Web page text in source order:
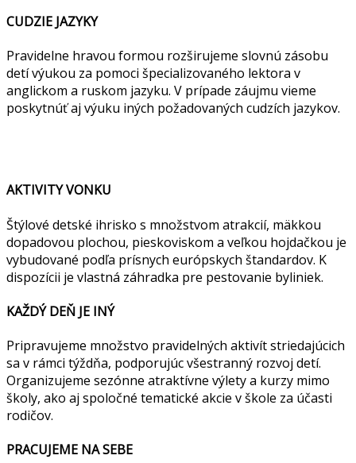
CUDZIE JAZYKY
Pravidelne hravou formou rozširujeme slovnú zásobu
detí výukou za pomoci špecializovaného lektora v
anglickom a ruskom jazyku. V prípade záujmu vieme
poskytnúť aj výuku iných požadovaných cudzích jazykov.
AKTIVITY VONKU
Štýlové detské ihrisko s množstvom atrakcií, mäkkou
dopadovou plochou, pieskoviskom a veľkou hojdačkou je
vybudované podľa prísnych európskych štandardov. K
dispozícii je vlastná záhradka pre pestovanie byliniek.
KAŽDÝ DEŇ JE INÝ
Pripravujeme množstvo pravidelných aktivít striedajúcich
sa v rámci týždňa, podporujúc všestranný rozvoj detí.
Organizujeme sezónne atraktívne výlety a kurzy mimo
školy, ako aj spoločné tematické akcie v škole za účasti
rodičov.
PRACUJEME NA SEBE